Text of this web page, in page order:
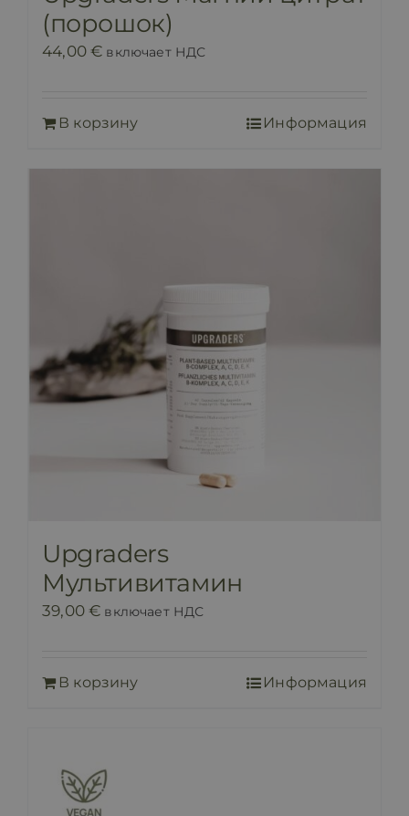
(порошок)
44,00€ включает НДС
В корзину Информация
Upgraders
Мультивитамин
39,00€ включает НДС
В корзину Информация